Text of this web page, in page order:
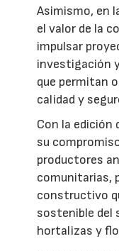
Asimismo, en
el valor de la
impulsar
investigación
que permitan
calidad y
Con la edición
su
productores
comunitarias,
constructivo
sostenible del
hortalizas y